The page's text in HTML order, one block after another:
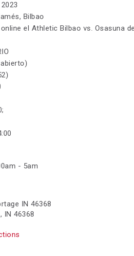
Bilbao
el Athletic Bilbao vs. Osasuna
- 5am
IN 46368
IN 46368